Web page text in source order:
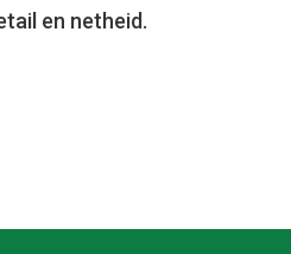
en netheid.